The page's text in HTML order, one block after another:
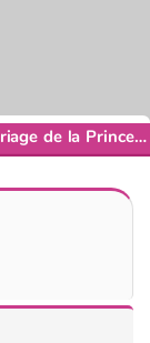
Le Gâteau de Mariage de la Princesse